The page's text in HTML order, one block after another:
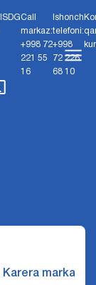
SDGCall
markaz:
+998 72
221 55
16
Ishonch
telefoni:
+998
72 226
68 10
Karera markazi